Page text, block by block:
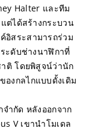
Halter และทีม
แต่ได้สร้างกระบวน
สระสามารถร่วม
ะดับช่างนาฬิกาที่
ติ โดยพิสูจน์ว่านัก
งกลไกแบบดั้งเดิม
ำกัด หลังออกจาก
V เขานำโมเดล